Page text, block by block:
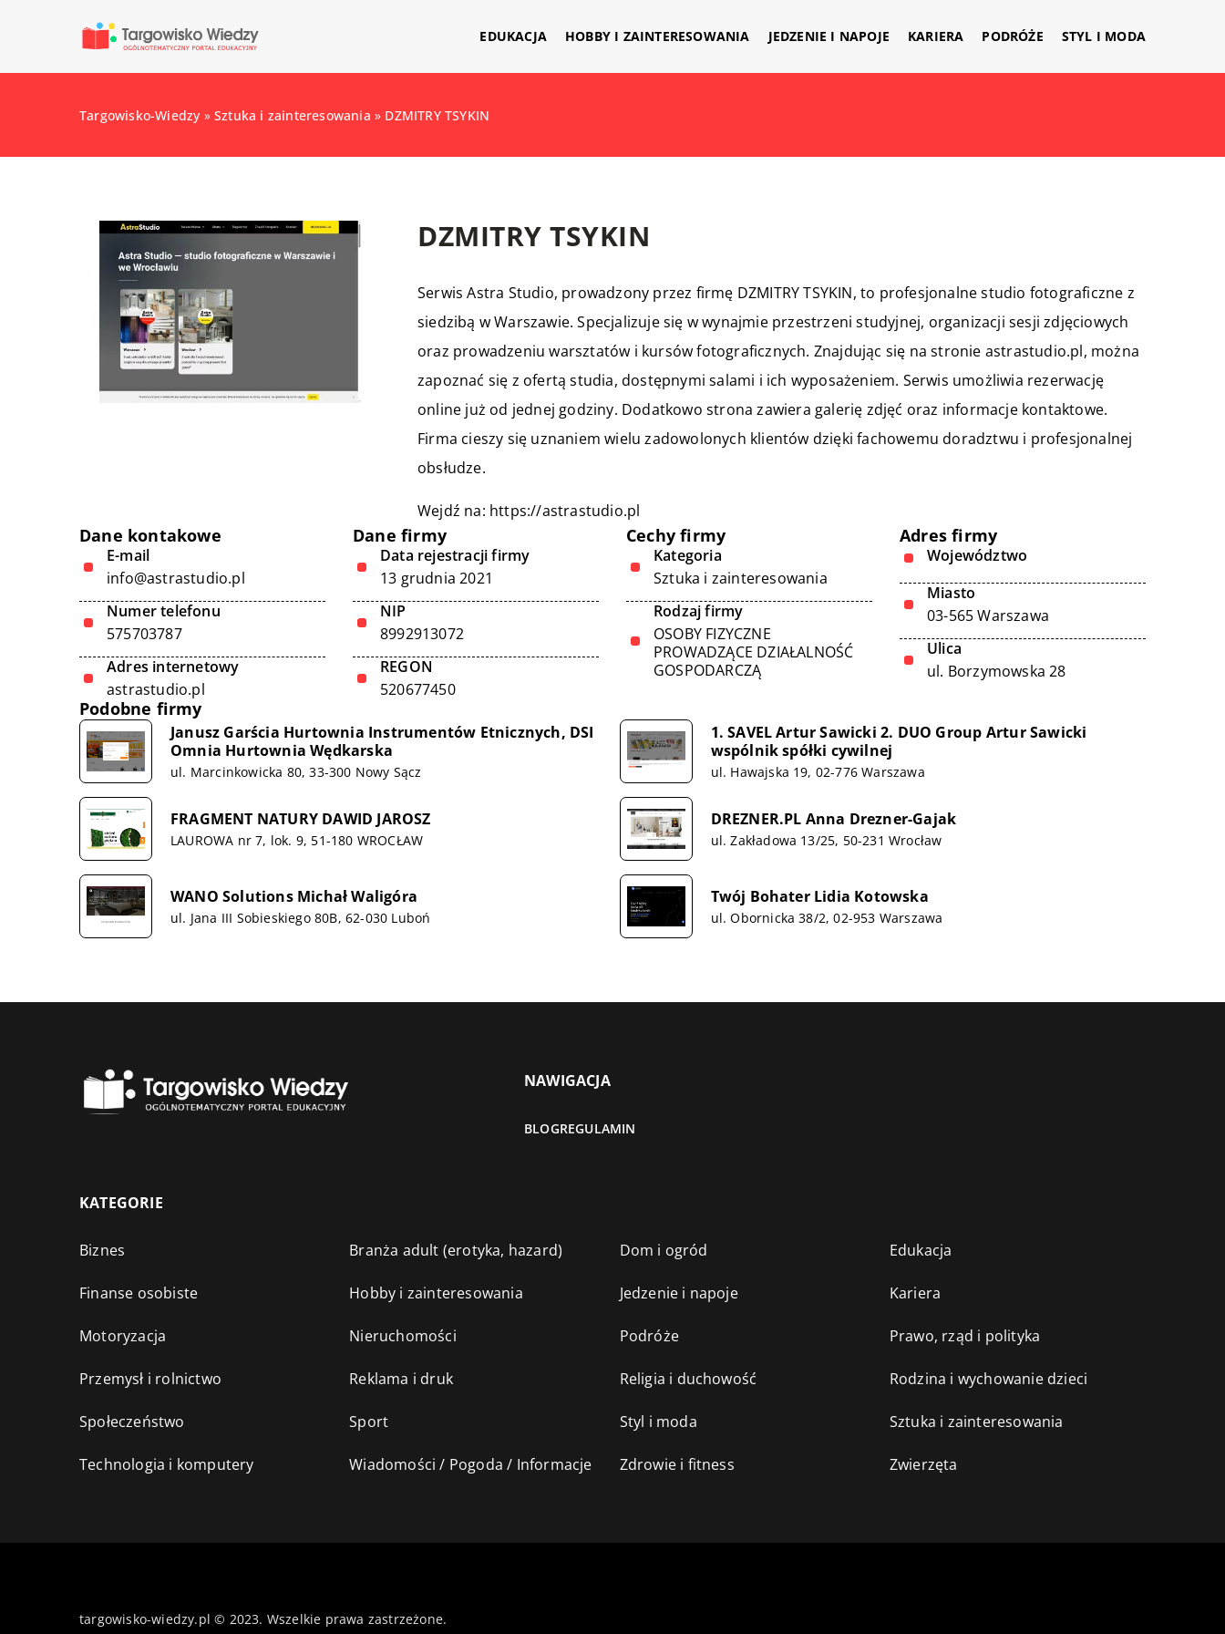
EDUKACJA HOBBY I ZAINTERESOWANIA JEDZENIE I NAPOJE KARIERA PODRÓŻE STYL I MODA
Targowisko-Wiedzy »Sztuka i zainteresowania » DZMITRY TSYKIN
DZMITRY TSYKIN
Serwis Astra Studio, prowadzony przez firmę DZMITRY TSYKIN, to profesjonalne studio fotograficzne z
siedzibą w Warszawie. Specjalizuje się w wynajmie przestrzeni studyjnej, organizacji sesji zdjęciowych
oraz prowadzeniu warsztatów i kursów fotograficznych. Znajdując się na stronie astrastudio.pl, można
zapoznać się z ofertą studia, dostępnymi salami i ich wyposażeniem. Serwis umożliwia rezerwację
online już od jednej godziny. Dodatkowo strona zawiera galerię zdjęć oraz informacje kontaktowe.
Firma cieszy się uznaniem wielu zadowolonych klientów dzięki fachowemu doradztwu i profesjonalnej
obsłudze.
Wejdź na: https://astrastudio.pl
Dane kontakowe
E-mail
info@astrastudio.pl
Numer telefonu
575703787
Adres internetowy
astrastudio.pl
Dane firmy
Data rejestracji firmy
13 grudnia 2021
NIP
8992913072
REGON
520677450
Cechy firmy
Kategoria
Sztuka i zainteresowania
Rodzaj firmy
OSOBY FIZYCZNE
PROWADZĄCE DZIAŁALNOŚĆ
GOSPODARCZĄ
Adres firmy
Województwo
Miasto
03-565 Warszawa
Ulica
ul. Borzymowska 28
Podobne firmy
Janusz Garścia Hurtownia Instrumentów Etnicznych, DSI
Omnia Hurtownia Wędkarska
ul. Marcinkowicka 80, 33-300 Nowy Sącz
1. SAVEL Artur Sawicki 2. DUO Group Artur Sawicki
wspólnik spółki cywilnej
ul. Hawajska 19, 02-776 Warszawa
FRAGMENT NATURY DAWID JAROSZ
LAUROWA nr 7, lok. 9, 51-180 WROCŁAW
DREZNER.PL Anna Drezner-Gajak
ul. Zakładowa 13/25, 50-231 Wrocław
WANO Solutions Michał Waligóra
ul. Jana III Sobieskiego 80B, 62-030 Luboń
Twój Bohater Lidia Kotowska
ul. Obornicka 38/2, 02-953 Warszawa
NAWIGACJA
BLOGREGULAMIN
KATEGORIE
Biznes Branża adult (erotyka, hazard) Dom i ogród Edukacja
Finanse osobiste Hobby i zainteresowania Jedzenie i napoje Kariera
Motoryzacja Nieruchomości Podróże Prawo, rząd i polityka
Przemysł i rolnictwo Reklama i druk Religia i duchowość Rodzina i wychowanie dzieci
Społeczeństwo Sport Styl i moda Sztuka i zainteresowania
Technologia i komputery Wiadomości / Pogoda / Informacje Zdrowie i fitness Zwierzęta
targowisko-wiedzy.pl © 2023. Wszelkie prawa zastrzeżone.